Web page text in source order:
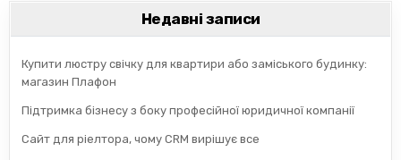
Недавні записи
Купити люстру свічку для квартири або заміського будинку:
магазин Плафон
Підтримка бізнесу з боку професійної юридичної компанії
Сайт для ріелтора, чому CRM вирішує все